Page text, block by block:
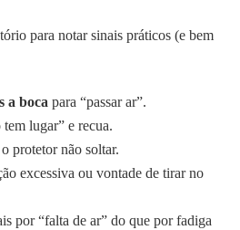
para notar sinais práticos (e bem
a boca para “passar ar”.
lugar” e recua.
protetor não soltar.
excessiva ou vontade de tirar no
por “falta de ar” do que por fadiga